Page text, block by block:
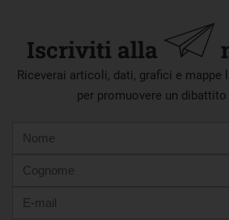
Iscriviti alla
Riceverai articoli, dati, grafici e mappe
per promuovere un
mail